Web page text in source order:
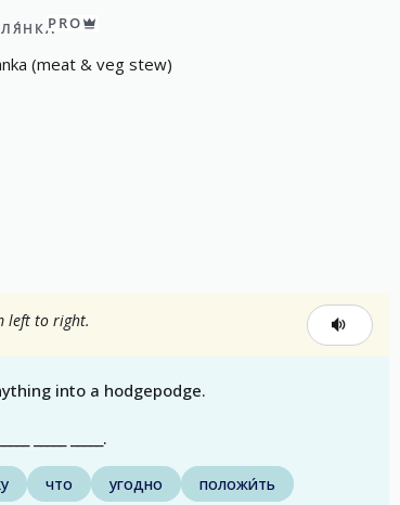
PRO
(meat & veg stew)
left to right.
into a hodgepodge.
_____ _____.
что угодно
положи́ть